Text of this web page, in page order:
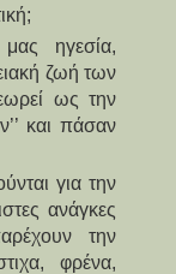
ηγεσία,
ζωή των
ως την
και πάσαν
για την
ανάγκες
την
φρένα,